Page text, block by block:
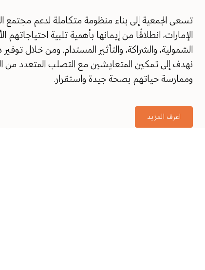
تسعى الجمعية إلى بناء منظومة متكاملة لدعم مجتمع
الإمارات، انطلاقًا من إيمانها بأهمية تلبية
الشمولية، والشراكة، والتأثير المستدام. ومن خلال
نهدف إلى تمكين المتعايشين مع التصلب المتعدد من
وممارسة حياتهم بصحة جيدة واستقرار.
اعرف المزيد